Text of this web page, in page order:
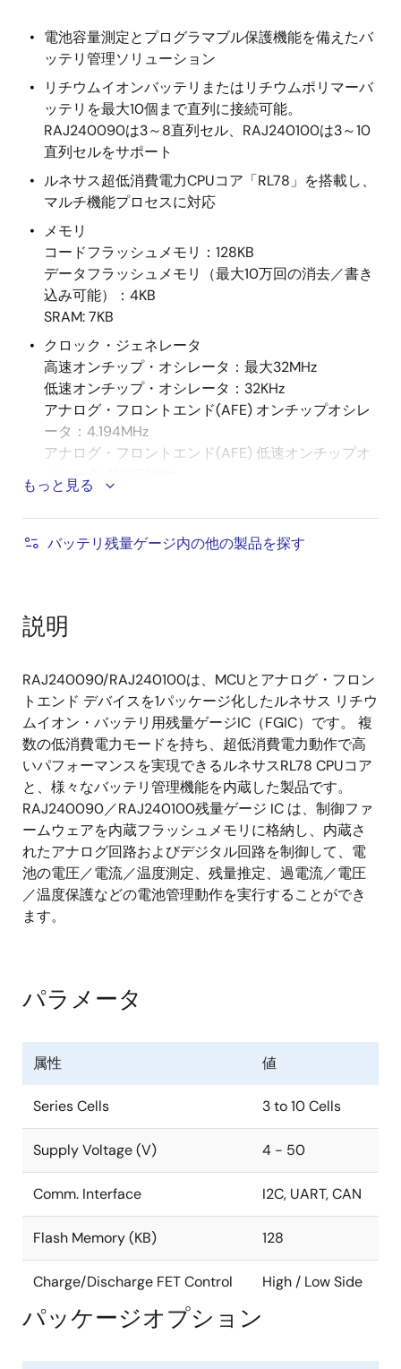
電池容量測定とプログラマブル保護機能を備えたバ
ッテリ管理ソリューション
リチウムイオンバッテリまたはリチウムポリマーバ
ッテリを最大10個まで直列に接続可能。
RAJ240090は3～8直列セル、RAJ240100は3～10
直列セルをサポート
ルネサス超低消費電力CPUコア「RL78」を搭載し、
マルチ機能プロセスに対応
メモリ
コードフラッシュメモリ：128KB
データフラッシュメモリ（最大10万回の消去／書き
込み可能）：4KB
SRAM: 7KB
クロック・ジェネレータ
高速オンチップ・オシレータ：最大32MHz
低速オンチップ・オシレータ：32KHz
アナログ・フロントエンド(AFE) オンチップオシレ
ータ：4.194MHz
アナログ・フロントエンド(AFE) 低速オンチップオ
シレータ: 131.072KHz
合計：31ピン
CMOS入力/出力：20
シリアルインタフェース
I2C：2チャネル
UART：2チャネル
簡易I C：2チャネル
CAN インタフェース（RS-CAN lite）: 1チャネル
タイマ
MCU 16ビットタイマ：6チャネル
MCU 12ビットインターバルタイマ：1チャネル
MCU リアルタイムクロック：1ch
アナログ・フロントエンド(AFE)タイマ：2チャネル
- アナログ・フロントエンド(AFE) タイマA：設定範
囲: 125 ms～64 s
組込型A/Dコンバータ
アナログ・フロントエンド(AFE) 15ビット分解能シ
MCUから制御することなく、シグマデルタADコン
の過不足を監視
電流積分回路
18ビット分解能シグマデルタA/Dコンバータ
インピーダンス測定回路
バッテリの電圧・電流を同時測定
過電流検出回路
短絡電流検出
充電過電流検出
充電覚醒電流検出
もっと見る
バッテリ残量ゲージ内の他の製品を探す
説明
RAJ240090/RAJ240100は、MCUとアナログ・フロン
トエンド デバイスを1パッケージ化したルネサス リチウ
ムイオン・バッテリ用残量ゲージIC（FGIC）です。 複
数の低消費電力モードを持ち、超低消費電力動作で高
いパフォーマンスを実現できるルネサスRL78 CPUコア
と、様々なバッテリ管理機能を内蔵した製品です。
RAJ240090／RAJ240100残量ゲージ IC は、制御ファ
ームウェアを内蔵フラッシュメモリに格納し、内蔵さ
れたアナログ回路およびデジタル回路を制御して、電
池の電圧／電流／温度測定、残量推定、過電流／電圧
／温度保護などの電池管理動作を実行することができ
ます。
パラメータ
属性 値
Series Cells 3 to 10 Cells
Supply Voltage (V) 4 - 50
Comm. Interface I2C, UART, CAN
Flash Memory (KB) 128
Charge/Discharge FET Control High / Low Side
パッケージオプション